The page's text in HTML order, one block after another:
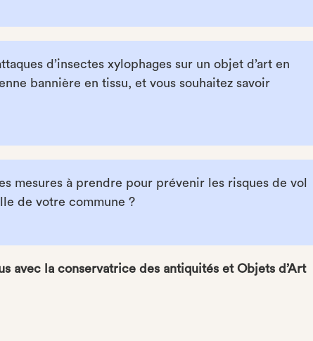
d’insectes xylophages sur un objet d’art en
bannière en tissu, et vous souhaitez savoir
mesures à prendre pour prévenir les risques de vol
de votre commune ?
avec la conservatrice des antiquités et Objets d’Art